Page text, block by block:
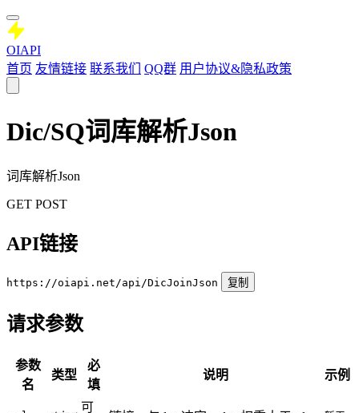
OIAPI
首页 友情链接 联系我们 QQ群 用户协议&隐私政策
Dic/SQ词库解析Json
词库解析Json
GET POST
API链接
https://oiapi.net/api/DicJoinJson 复制
请求参数
参数
名
类型
必
填
说明 示例
可